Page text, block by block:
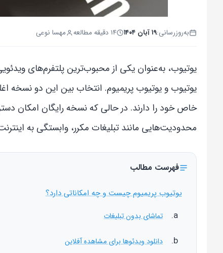
به‌روزرسانی:۱۹ آبان ۱۴۰۴ ۱۴ دقیقه مطالعه مهسا نوعی
یوتیوب، به‌عنوان یکی از محبوب‌ترین پلتفرم‌های
یوتیوب و یوتیوب پریمیوم. انتخاب بین این دو نسخه
خاص خود را دارند. در حالی که نسخه رایگان امکان
محدودیت‌هایی مانند تبلیغات مکرر، وابستگی به
فهرست مطالب
یوتیوب پریمیوم چیست و چه امکاناتی دارد؟
تماشای بدون تبلیغات
دانلود ویدئوها برای مشاهده آفلاین